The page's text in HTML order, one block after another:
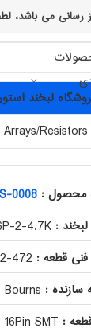
صورت وجود هرگونه اختلال
لبخند استور
محصول : 0008
:
2-4.7K
فنی قطعه : 472
سازنده : Bourns
:
SMT